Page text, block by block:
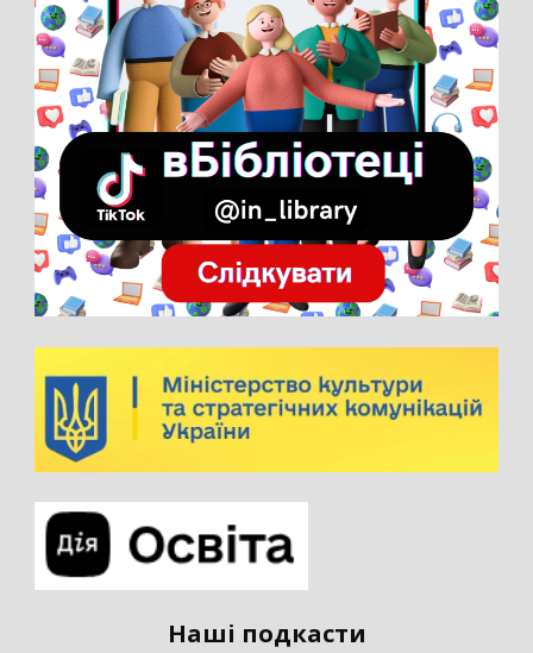
Наші подкасти